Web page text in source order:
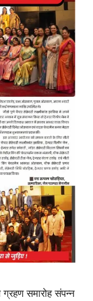
समारोह संपन्न